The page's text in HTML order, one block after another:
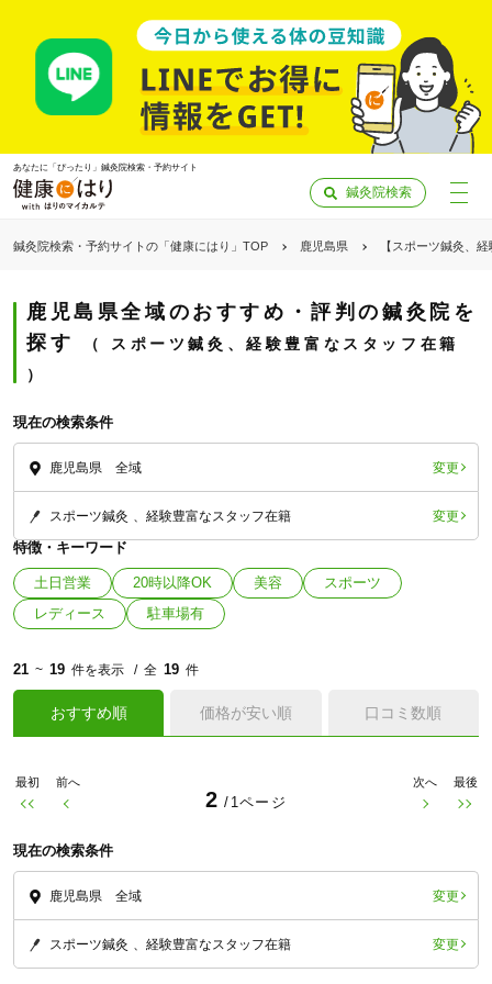
あなたに「ぴったり」鍼灸院検索・予約サイト
鍼灸院検索
鍼灸院検索・予約サイトの「健康にはり」TOP 鹿児島県 【スポーツ鍼灸、
鹿児島県全域のおすすめ・評判の鍼灸院を
探す
スポーツ鍼灸、経験豊富なスタッフ在籍
現在の検索条件
鹿児島県 全域 変更
スポーツ鍼灸 経験豊富なスタッフ在籍 変更
特徴・キーワード
土日営業 20時以降OK 美容
スポーツ
レディース
駐車場有
21 ~ 19 件を表示 全 19 件
おすすめ順 価格が安い順 口コミ数順
最初 前へ
2 /1ページ
次へ 最後
現在の検索条件
鹿児島県 全域 変更
スポーツ鍼灸 経験豊富なスタッフ在籍 変更
「健康にはりを見た」